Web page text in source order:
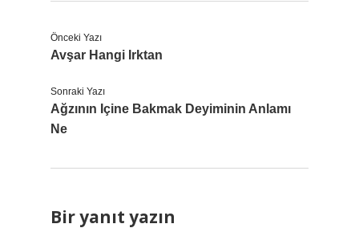
Önceki Yazı
Avşar Hangi Irktan
Sonraki Yazı
Ağzının Içine Bakmak Deyiminin Anlamı
Ne
Bir yanıt yazın